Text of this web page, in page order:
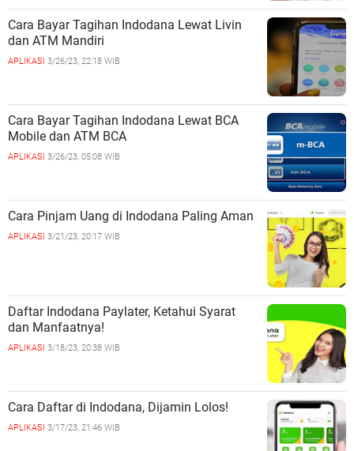
Cara Bayar Tagihan Indodana Lewat Livin
dan ATM Mandiri
APLIKASI 3/26/23, 22:18 WIB
Cara Bayar Tagihan Indodana Lewat BCA
Mobile dan ATM BCA
APLIKASI 3/26/23, 05:08 WIB
Cara Pinjam Uang di Indodana Paling Aman
APLIKASI 3/21/23, 20:17 WIB
Daftar Indodana Paylater, Ketahui Syarat
dan Manfaatnya!
APLIKASI 3/18/23, 20:38 WIB
Cara Daftar di Indodana, Dijamin Lolos!
APLIKASI 3/17/23, 21:46 WIB